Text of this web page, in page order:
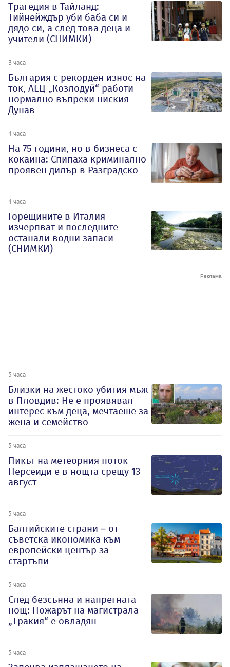
Трагедия в Тайланд:
Тийнейждър уби баба си и
дядо си, а след това деца и
учители (СНИМКИ)
3 часа
България с рекорден износ на
ток, АЕЦ „Козлодуй“ работи
нормално въпреки ниския
Дунав
4 часа
На 75 години, но в бизнеса с
кокаина: Спипаха криминално
проявен дилър в Разградско
4 часа
Горещините в Италия
изчерпват и последните
останали водни запаси
(СНИМКИ)
5 часа
Близки на жестоко убития мъж
в Пловдив: Не е проявявал
интерес към деца, мечтаеше за
жена и семейство
5 часа
Пикът на метеорния поток
Персеиди е в нощта срещу 13
август
5 часа
Балтийските страни – от
съветска икономика към
европейски център за
стартъпи
5 часа
След безсънна и напрегната
нощ: Пожарът на магистрала
„Тракия“ е овладян
5 часа